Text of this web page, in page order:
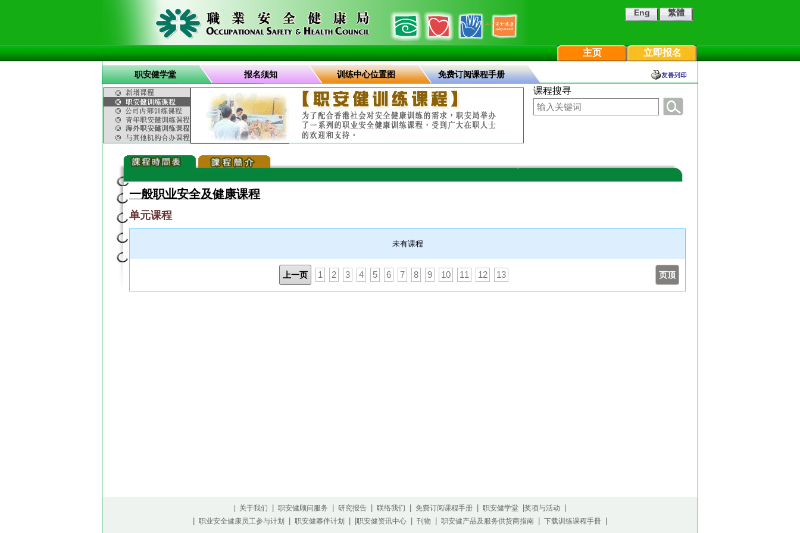
繁體
Eng
立即报名
主页
职安健学堂 报名须知 训练中心位置图 免费订阅课程手册
课程搜寻
一般职业安全及健康课程
单元课程
未有课程
上一页 1 2 3 4 5 6 7 8 9 10 11 12 13 页顶
| 关于我们 职安健顾问服务 研究报告 联络我们 免费订阅课程手册 职安健学堂 奖项与活动
职业安全健康员工参与计划 职安健夥伴计划 职安健资讯中心 刊物 职安健产品及服务供货商指南 下载训练课程手冊